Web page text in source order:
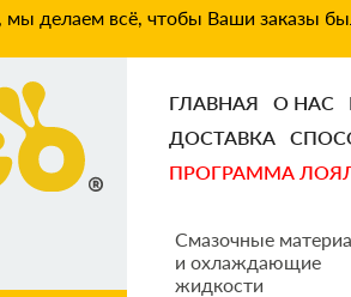
делаем всё, чтобы Ваши заказы
ГЛАВНАЯ О НАС
ДОСТАВКА
ПРОГРАММА
Смазочные
и охлаждающие
жидкости